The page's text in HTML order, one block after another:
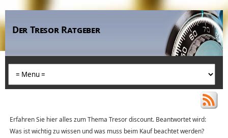
Der Tresor Ratgeber
Erfahren Sie hier alles zum Thema Tresor discount. Beantwortet wird:
Was ist wichtig zu wissen und was muss beim Kauf beachtet werden?